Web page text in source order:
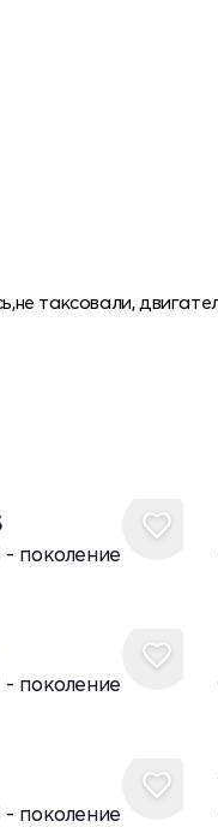
таксовали,
поколение
поколение
поколение